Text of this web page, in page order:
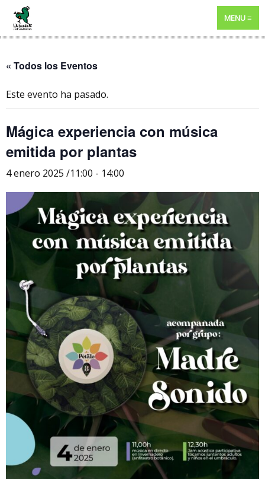
MENU
« Todos los Eventos
Este evento ha pasado.
Mágica experiencia con música
emitida por plantas
4 enero 2025 /11:00 - 14:00